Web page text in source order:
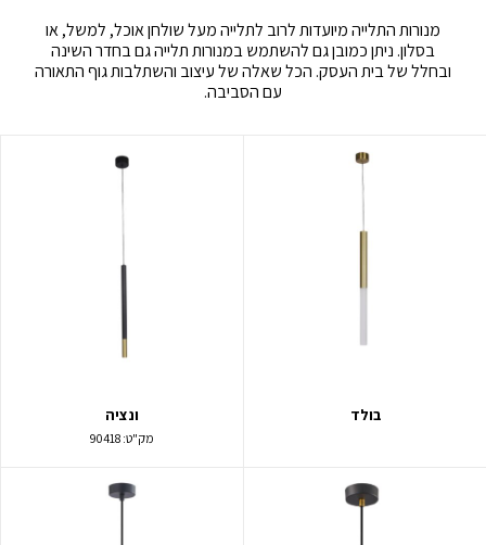
מנורות התלייה מיועדות לרוב לתלייה מעל שולחן אוכל, למשל, או
בסלון. ניתן כמובן גם להשתמש במנורות תלייה גם בחדר השינה
ובחלל של בית העסק. הכל שאלה של עיצוב והשתלבות גוף התאורה
עם הסביבה.
בולד ונציה
מק"ט: 90418